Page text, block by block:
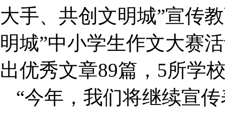
大手、共创文明城”宣传
明城”中小学生作文大赛
出优秀文章89篇，5所学
“今年，我们将继续宣